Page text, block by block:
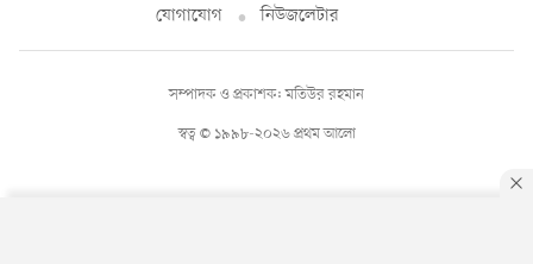
যোগাযোগ
নিউজলেটার
স্বত্ব © ১৯৯৮-২০২৬ প্রথম আলো
সম্পাদক ও প্রকাশক: মতিউর রহমান